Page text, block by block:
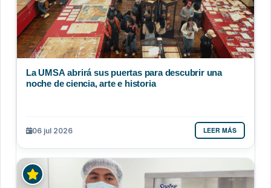
La UMSA abrirá sus puertas para descubrir una
noche de ciencia, arte e historia
06 jul 2026 LEER MÁS